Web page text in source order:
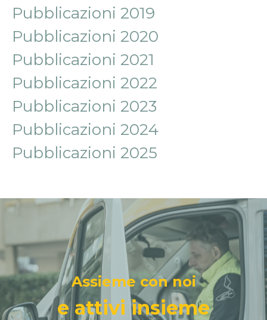
Pubblicazioni 2019
Pubblicazioni 2020
Pubblicazioni 2021
Pubblicazioni 2022
Pubblicazioni 2023
Pubblicazioni 2024
Pubblicazioni 2025
Assieme con noi
e attivi insieme